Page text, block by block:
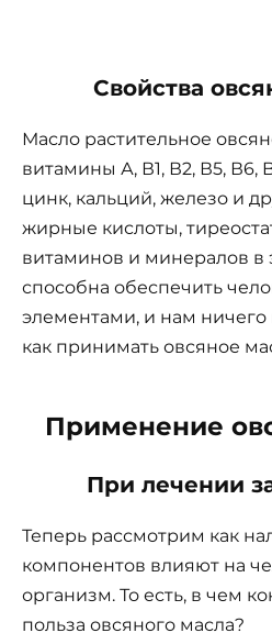
Свойства
Масло растительное
витамины А, В1, В2, В5, В6,
цинк, кальций, железо и
жирные кислоты,
витаминов и минералов в
способна обеспечить
элементами, и нам ничего
как принимать овсяное
Применение
При лечении
Теперь рассмотрим как
компонентов влияют на
организм. То есть, в чем
польза овсяного масла?